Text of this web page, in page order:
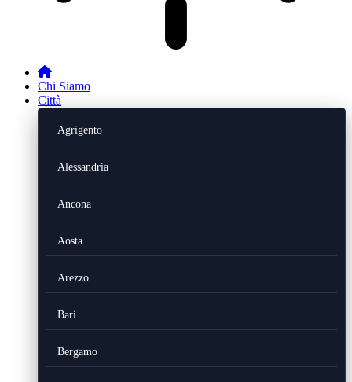
Chi Siamo
Città
Agrigento
Alessandria
Ancona
Aosta
Arezzo
Bari
Bergamo